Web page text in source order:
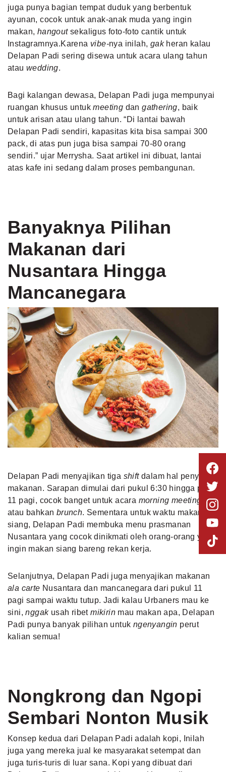
juga punya bagian tempat duduk yang berbentuk
ayunan, cocok untuk anak-anak muda yang ingin
makan, hangoutsekaligus foto-foto cantik untuk
Instagramnya.Karena vibe-nya inilah, gakheran kalau
Delapan Padi sering disewa untuk acara ulang tahun
atau wedding.
Bagi kalangan dewasa, Delapan Padi juga mempunyai
ruangan khusus untukmeeting dangathering, baik
untuk arisan atau ulang tahun. “Di lantai bawah
Delapan Padi sendiri, kapasitas kita bisa sampai 300
pack, di atas pun juga bisa sampai 70-80 orang
sendiri.” ujar Merrysha. Saat artikel ini dibuat, lantai
atas kafe ini sedang dalam proses pembangunan.
Banyaknya Pilihan
Makanan dari
Nusantara Hingga
Mancanegara
Delapan Padi menyajikan tiga shiftdalam hal penyajian
makanan. Sarapan dimulai dari pukul 6:30 hingga pukul
11 pagi, cocok banget untuk acara morning meeting
atau bahkan brunch. Sementara untuk waktu makan
siang, Delapan Padi membuka menu prasmanan
Nusantara yang cocok dinikmati oleh orang-orang yang
ingin makan siang bareng rekan kerja.
Selanjutnya, Delapan Padi juga menyajikan makanan
ala carte Nusantara dan mancanegara dari pukul 11
pagi sampai waktu tutup. Jadi kalau Urbaners mau ke
sini,nggakusah ribetmikirin mau makan apa, Delapan
Padi punya banyak pilihan untuk ngenyangin perut
kalian semua!
Nongkrong dan Ngopi
Sembari Nonton Musik
Konsep kedua dari Delapan Padi adalah kopi, Inilah
juga yang mereka jual ke masyarakat setempat dan
juga turis-turis di luar sana. Kopi yang dibuat dari